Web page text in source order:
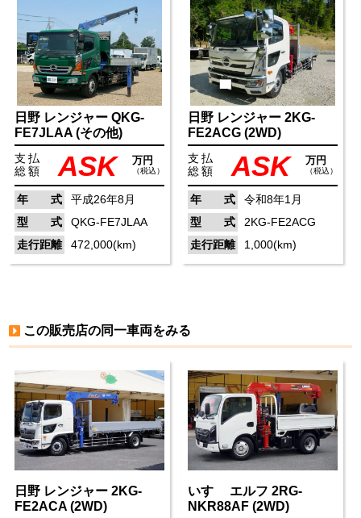
日野 レンジャー QKG-
FE7JLAA (その他)
支払
総額
ASK 万円
（税込）
年 式
平成26年8月
型 式
QKG-FE7JLAA
走行距離
472,000(km)
日野 レンジャー 2KG-
FE2ACG (2WD)
支払
総額
ASK 万円
（税込）
年 式
令和8年1月
型 式
2KG-FE2ACG
走行距離
1,000(km)
この販売店の同一車両をみる
日野 レンジャー 2KG-
FE2ACA (2WD)
いすゞ エルフ 2RG-
NKR88AF (2WD)